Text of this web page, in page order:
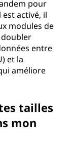
pour
activé, il
modules de
entre
et la
améliore
tailles
mon